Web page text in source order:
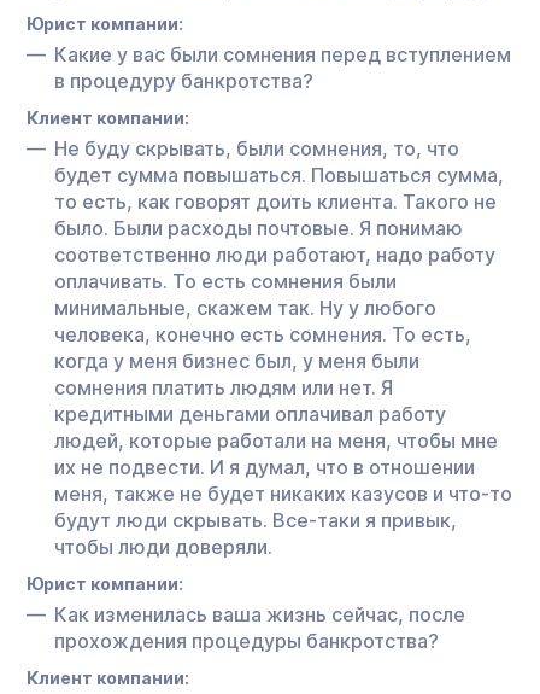
Юрист компании:
Какие у вас были сомнения перед вступлением
в процедуру банкротства?
Клиент компании:
Не буду скрывать, были сомнения, то, что
будет сумма повышаться. Повышаться сумма,
то есть, как говорят доить клиента. Такого не
было. Были расходы почтовые. Я понимаю
соответственно люди работают, надо работу
оплачивать. То есть сомнения были
минимальные, скажем так. Ну у любого
человека, конечно есть сомнения. То есть,
когда у меня бизнес был, у меня были
сомнения платить людям или нет. Я
кредитными деньгами оплачивал работу
людей, которые работали на меня, чтобы мне
их не подвести. И я думал, что в отношении
меня, также не будет никаких казусов и что-то
будут люди скрывать. Все-таки я привык,
чтобы люди доверяли.
Юрист компании:
Как изменилась ваша жизнь сейчас, после
прохождения процедуры банкротства?
Клиент компании: